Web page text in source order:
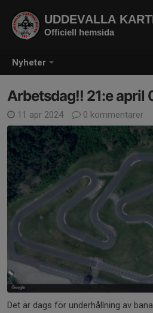
Nyheter
UDDEVALLA
Officiell hemsida
Arbetsdag!! 21:e april
11 apr 2024 0 kommentarer
Det är dags för underhållning av